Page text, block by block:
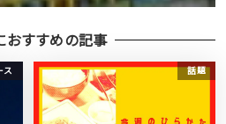
おすすめの記事
ス 話題